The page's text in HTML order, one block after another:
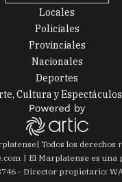
Locales
Policiales
Provinciales
Nacionales
Deportes
Cultura y Espectáculos
| Todos los derechos
El Marplatense es una
- Director propietario: